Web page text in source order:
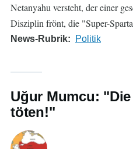
Netanyahu versteht, der einer
Disziplin frönt, die "Super-
News-Rubrik Politik
Uğur Mumcu:
töten!"